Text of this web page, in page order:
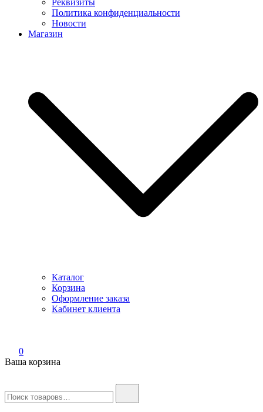
Реквизиты
Политика конфиденциальности
Новости
Магазин
Каталог
Корзина
Оформление заказа
Кабинет клиента
0
Ваша корзина